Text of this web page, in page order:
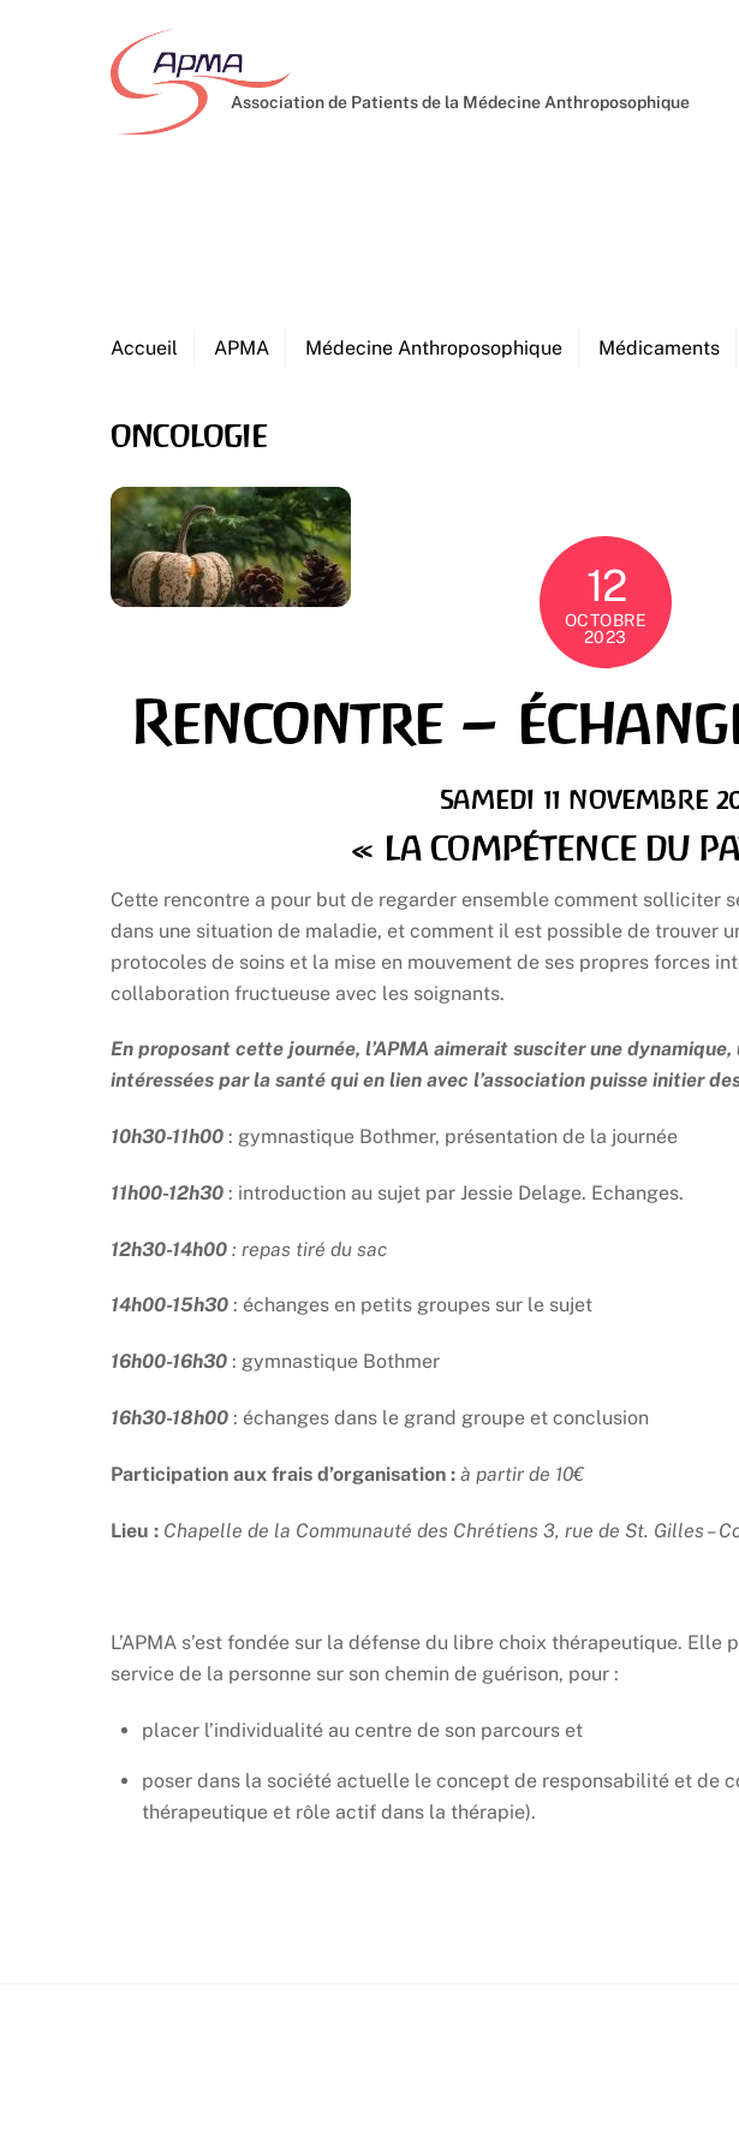
Association de Patients de la Médecine Anthroposophique
Accueil APMA Médecine Anthroposophique Médicaments
oncologie
12
OCTOBRE
2023
Rencontre –
SAMEDI 11 NOVEMBRE
« LA COMPÉTENCE DU
Cette rencontre a pour but de regarder ensemble comment solliciter
dans une situation de maladie, et comment il est possible de trouver
protocoles de soins et la mise en mouvement de ses propres forces
collaboration fructueuse avec les soignants.
En proposant cette journée, l’APMA aimerait susciter une
intéressées par la santé qui en lien avec l’association puisse initier
10h30-11h00 : gymnastique Bothmer, présentation de la journée
11h00-12h30 : introduction au sujet par Jessie Delage. Echanges.
12h30-14h00 : repas tiré du sac
14h00-15h30 : échanges en petits groupes sur le sujet
16h00-16h30 : gymnastique Bothmer
16h30-18h00 : échanges dans le grand groupe et conclusion
Participation aux frais d’organisation : à partir de 10€
Lieu : Chapelle de la Communauté des Chrétiens 3, rue de St. Gilles –
L’APMA s’est fondée sur la défense du libre choix thérapeutique. Elle
service de la personne sur son chemin de guérison, pour :
placer l’individualité au centre de son parcours et
poser dans la société actuelle le concept de responsabilité et de
thérapeutique et rôle actif dans la thérapie).